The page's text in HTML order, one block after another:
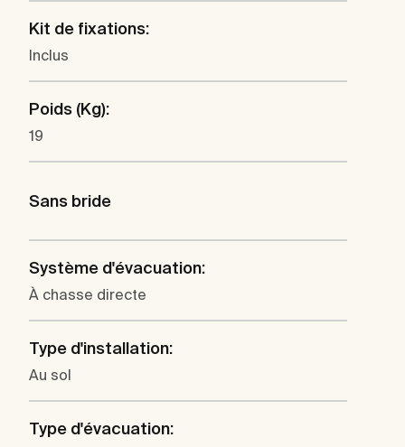
Kit de fixations:
Inclus
Poids (Kg):
19
Sans bride
Système d'évacuation:
À chasse directe
Type d'installation:
Au sol
Type d'évacuation: